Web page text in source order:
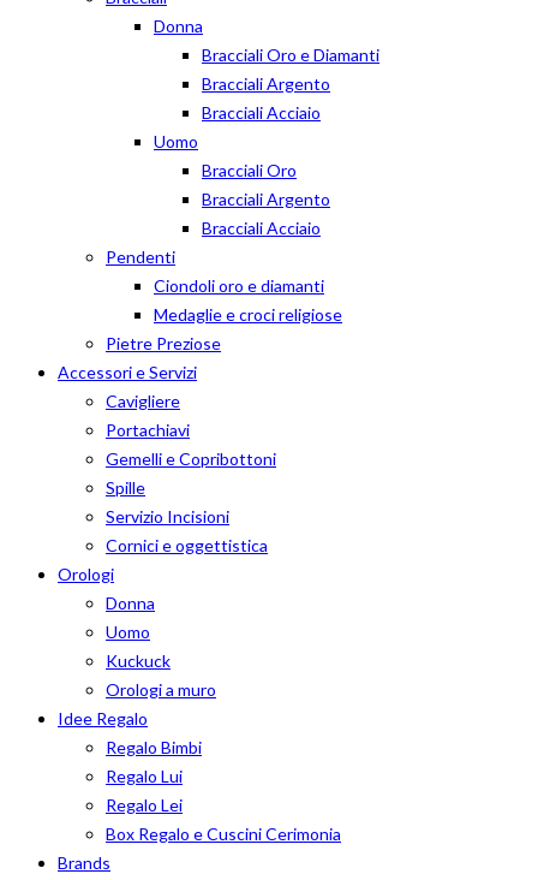
Donna
Bracciali Oro e Diamanti
Bracciali Argento
Bracciali Acciaio
Uomo
Bracciali Oro
Bracciali Argento
Bracciali Acciaio
Pendenti
Ciondoli oro e diamanti
Medaglie e croci religiose
Pietre Preziose
Accessori e Servizi
Cavigliere
Portachiavi
Gemelli e Copribottoni
Spille
Servizio Incisioni
Cornici e oggettistica
Orologi
Donna
Uomo
Kuckuck
Orologi a muro
Idee Regalo
Regalo Bimbi
Regalo Lui
Regalo Lei
Box Regalo e Cuscini Cerimonia
Brands